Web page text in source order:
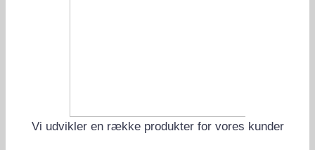
Vi udvikler en række produkter for vores kunder